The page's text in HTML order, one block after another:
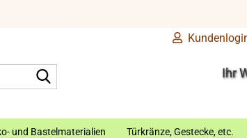
Ihr
und Bastelmaterialien Türkränze, Gestecke, etc.